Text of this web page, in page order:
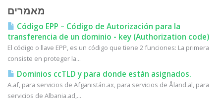
מאמרים
Código EPP – Código de Autorización para la
transferencia de un dominio - key (Authorization code)
El código o llave EPP, es un código que tiene 2 funciones: La primera
consiste en proteger la...
Dominios ccTLD y para donde están asignados.
A.af, para servicios de Afganistán.ax, para servicios de Åland.al, para
servicios de Albania.ad,...